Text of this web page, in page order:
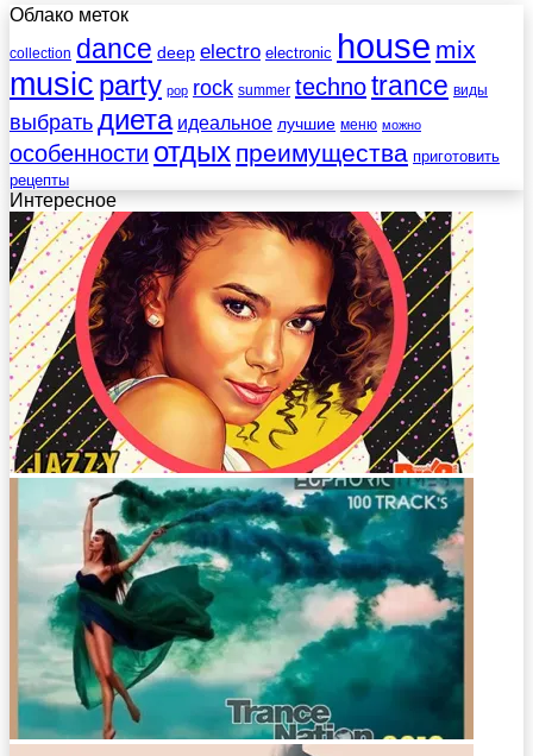
Облако меток
collection dance deep electro electronic house mix
music party pop rock summer technotrance виды
выбратьдиета идеальное лучшие меню можно
особенности отдых преимущества приготовить
рецепты
Интересное